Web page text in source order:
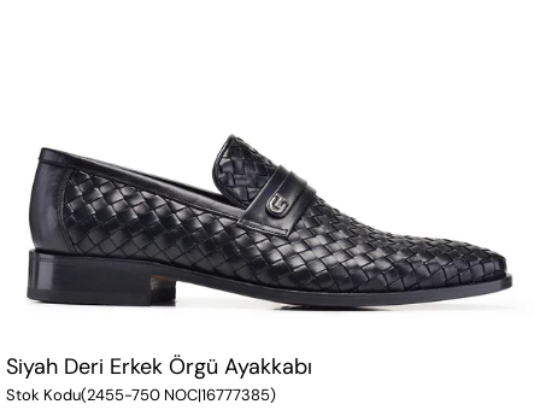
Siyah Deri Erkek Örgü Ayakkabı
Stok Kodu(2455-750 NOC|16777385)